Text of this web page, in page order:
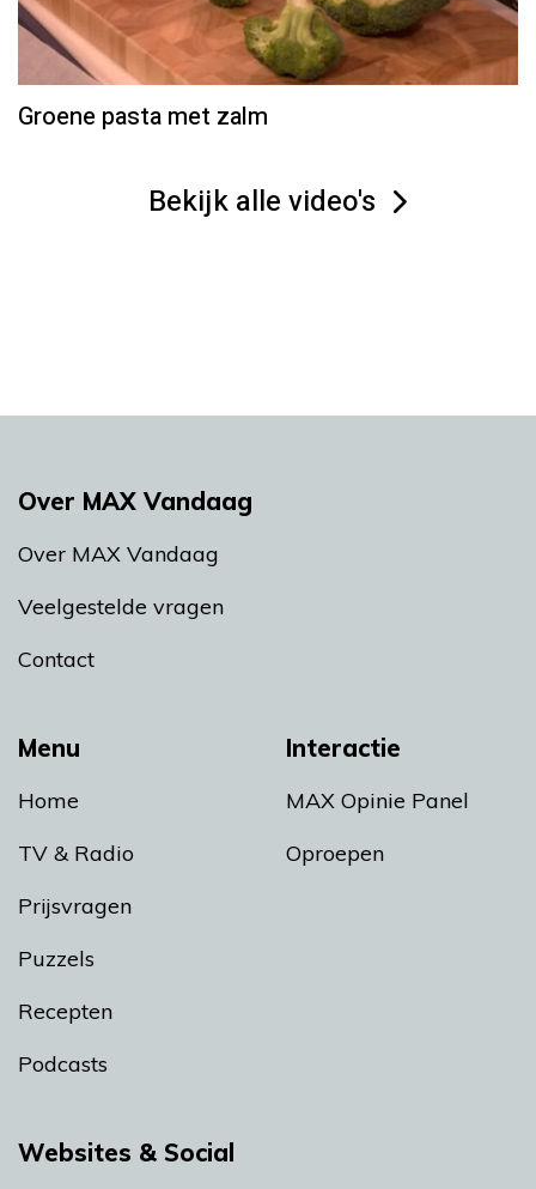
Groene pasta met zalm
Bekijk alle video's
Menu
Home
TV & Radio
Prijsvragen
Puzzels
Recepten
Podcasts
Interactie
MAX Opinie Panel
Oproepen
Over MAX Vandaag
Over MAX Vandaag
Veelgestelde vragen
Contact
Websites & Social